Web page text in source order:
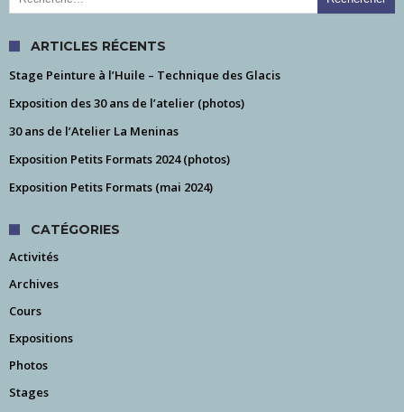
ARTICLES RÉCENTS
Stage Peinture à l’Huile – Technique des Glacis
Exposition des 30 ans de l’atelier (photos)
30 ans de l’Atelier La Meninas
Exposition Petits Formats 2024 (photos)
Exposition Petits Formats (mai 2024)
CATÉGORIES
Activités
Archives
Cours
Expositions
Photos
Stages